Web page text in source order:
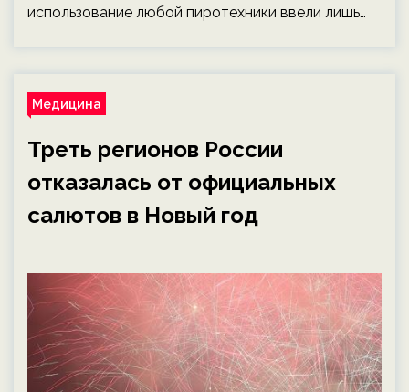
использование любой пиротехники ввели лишь…
Медицина
Треть регионов России
отказалась от официальных
салютов в Новый год